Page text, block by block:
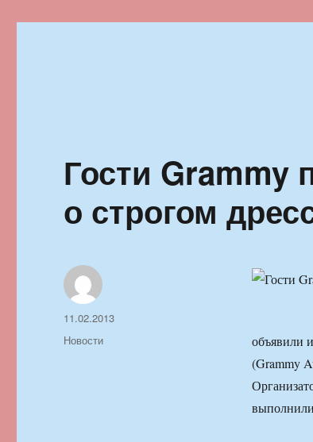
Гости Grammy
о строгом
объявили
(Grammy
Автор
Опубликовано
11.02.2013
Рубрики
Новости